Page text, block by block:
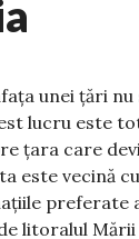
unei țări
lucru este
țara care
este vecină
preferate
litoralul